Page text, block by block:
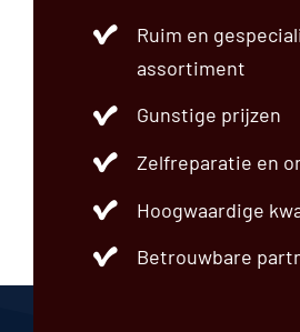
Ruim en
assortiment
Gunstige prijzen
Zelfreparatie en
Hoogwaardige
Betrouwbare